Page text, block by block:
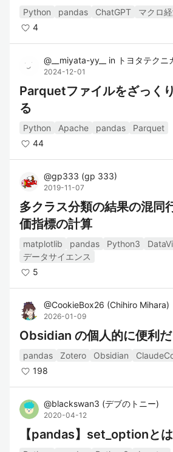
データ操作機能: フィルタ
ど、データの変換や操作が
る。
統合された時間系列機能
系列データの処理や操作
析が容易。
pandas公式サイト
メントやチュートリアル、
ンスが提供されている。
pandas Documentation:
なAPIリファレンスや、デ
pandas GitHubリポジトリ
ースコードや最新の開発状
関連タグ
DataFrame
データ分析
データサイエンス
を日本と米国で比較
Python pandas ChatGPT マクロ
4
@ __miyata-yy__ in
2024-12-01
Parquetファイルをざっく
る
Python Apache pandas
Parquet
44
@gp333 (gp 333)
2019-11-07
多クラス分類の結果の混同
価指標の計算
matplotlib pandas Python3
データサイエンス
5
@CookieBox26 (Chihiro Mihara)
2026-01-09
Obsidian の個人的に便利
pandas Zotero Obsidian
198
@blackswan3 (デブのトニー)
2020-04-12
【pandas】set_optionとは